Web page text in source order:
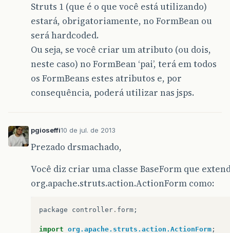
Struts 1 (que é o que você está utilizando)
estará, obrigatoriamente, no FormBean ou
será hardcoded.
Ou seja, se você criar um atributo (ou dois,
neste caso) no FormBean ‘pai’, terá em todos
os FormBeans estes atributos e, por
consequência, poderá utilizar nas jsps.
pgioseffi10 de jul. de 2013
Prezado drsmachado,
Você diz criar uma classe BaseForm que
org.apache.struts.action.ActionForm como:
package controller . form ;
import org.apache.struts.action.ActionForm ;